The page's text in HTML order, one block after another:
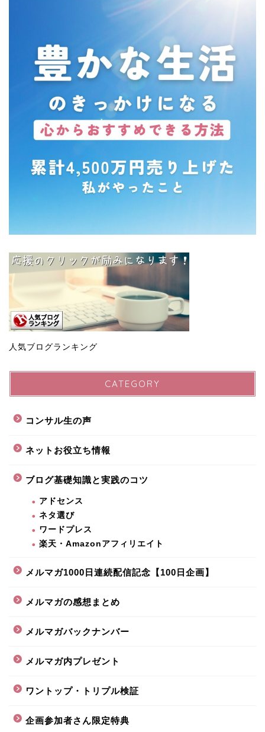
人気ブログランキング
CATEGORY
コンサル生の声
ネットお役立ち情報
ブログ基礎知識と実践のコツ
アドセンス
ネタ選び
ワードプレス
楽天・Amazonアフィリエイト
メルマガ1000日連続配信記念【100日企画】
メルマガの感想まとめ
メルマガバックナンバー
メルマガ内プレゼント
ワントップ・トリプル検証
企画参加者さん限定特典